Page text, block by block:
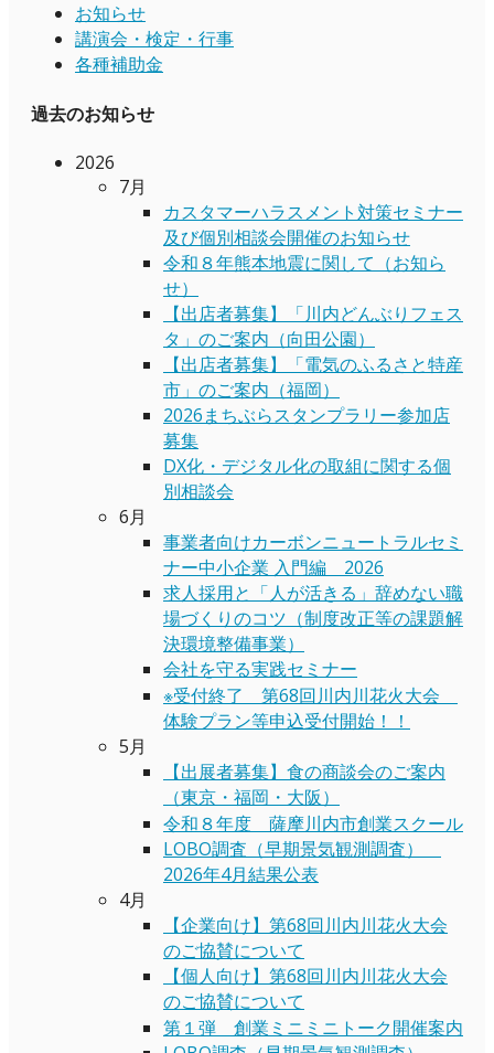
お知らせ
講演会・検定・行事
各種補助金
過去のお知らせ
2026
7月
カスタマーハラスメント対策セミナー
及び個別相談会開催のお知らせ
令和８年熊本地震に関して（お知ら
せ）
【出店者募集】「川内どんぶりフェス
タ」のご案内（向田公園）
【出店者募集】「電気のふるさと特産
市」のご案内（福岡）
2026まちぶらスタンプラリー参加店
募集
DX化・デジタル化の取組に関する個
別相談会
6月
事業者向けカーボンニュートラルセミ
ナー中小企業 入門編 2026
求人採用と「人が活きる」辞めない職
場づくりのコツ（制度改正等の課題解
決環境整備事業）
会社を守る実践セミナー
※受付終了 第68回川内川花火大会
体験プラン等申込受付開始！！
5月
【出展者募集】食の商談会のご案内
（東京・福岡・大阪）
令和８年度 薩摩川内市創業スクール
LOBO調査（早期景気観測調査）
2026年4月結果公表
4月
【企業向け】第68回川内川花火大会
のご協賛について
【個人向け】第68回川内川花火大会
のご協賛について
第１弾 創業ミニミニトーク開催案内